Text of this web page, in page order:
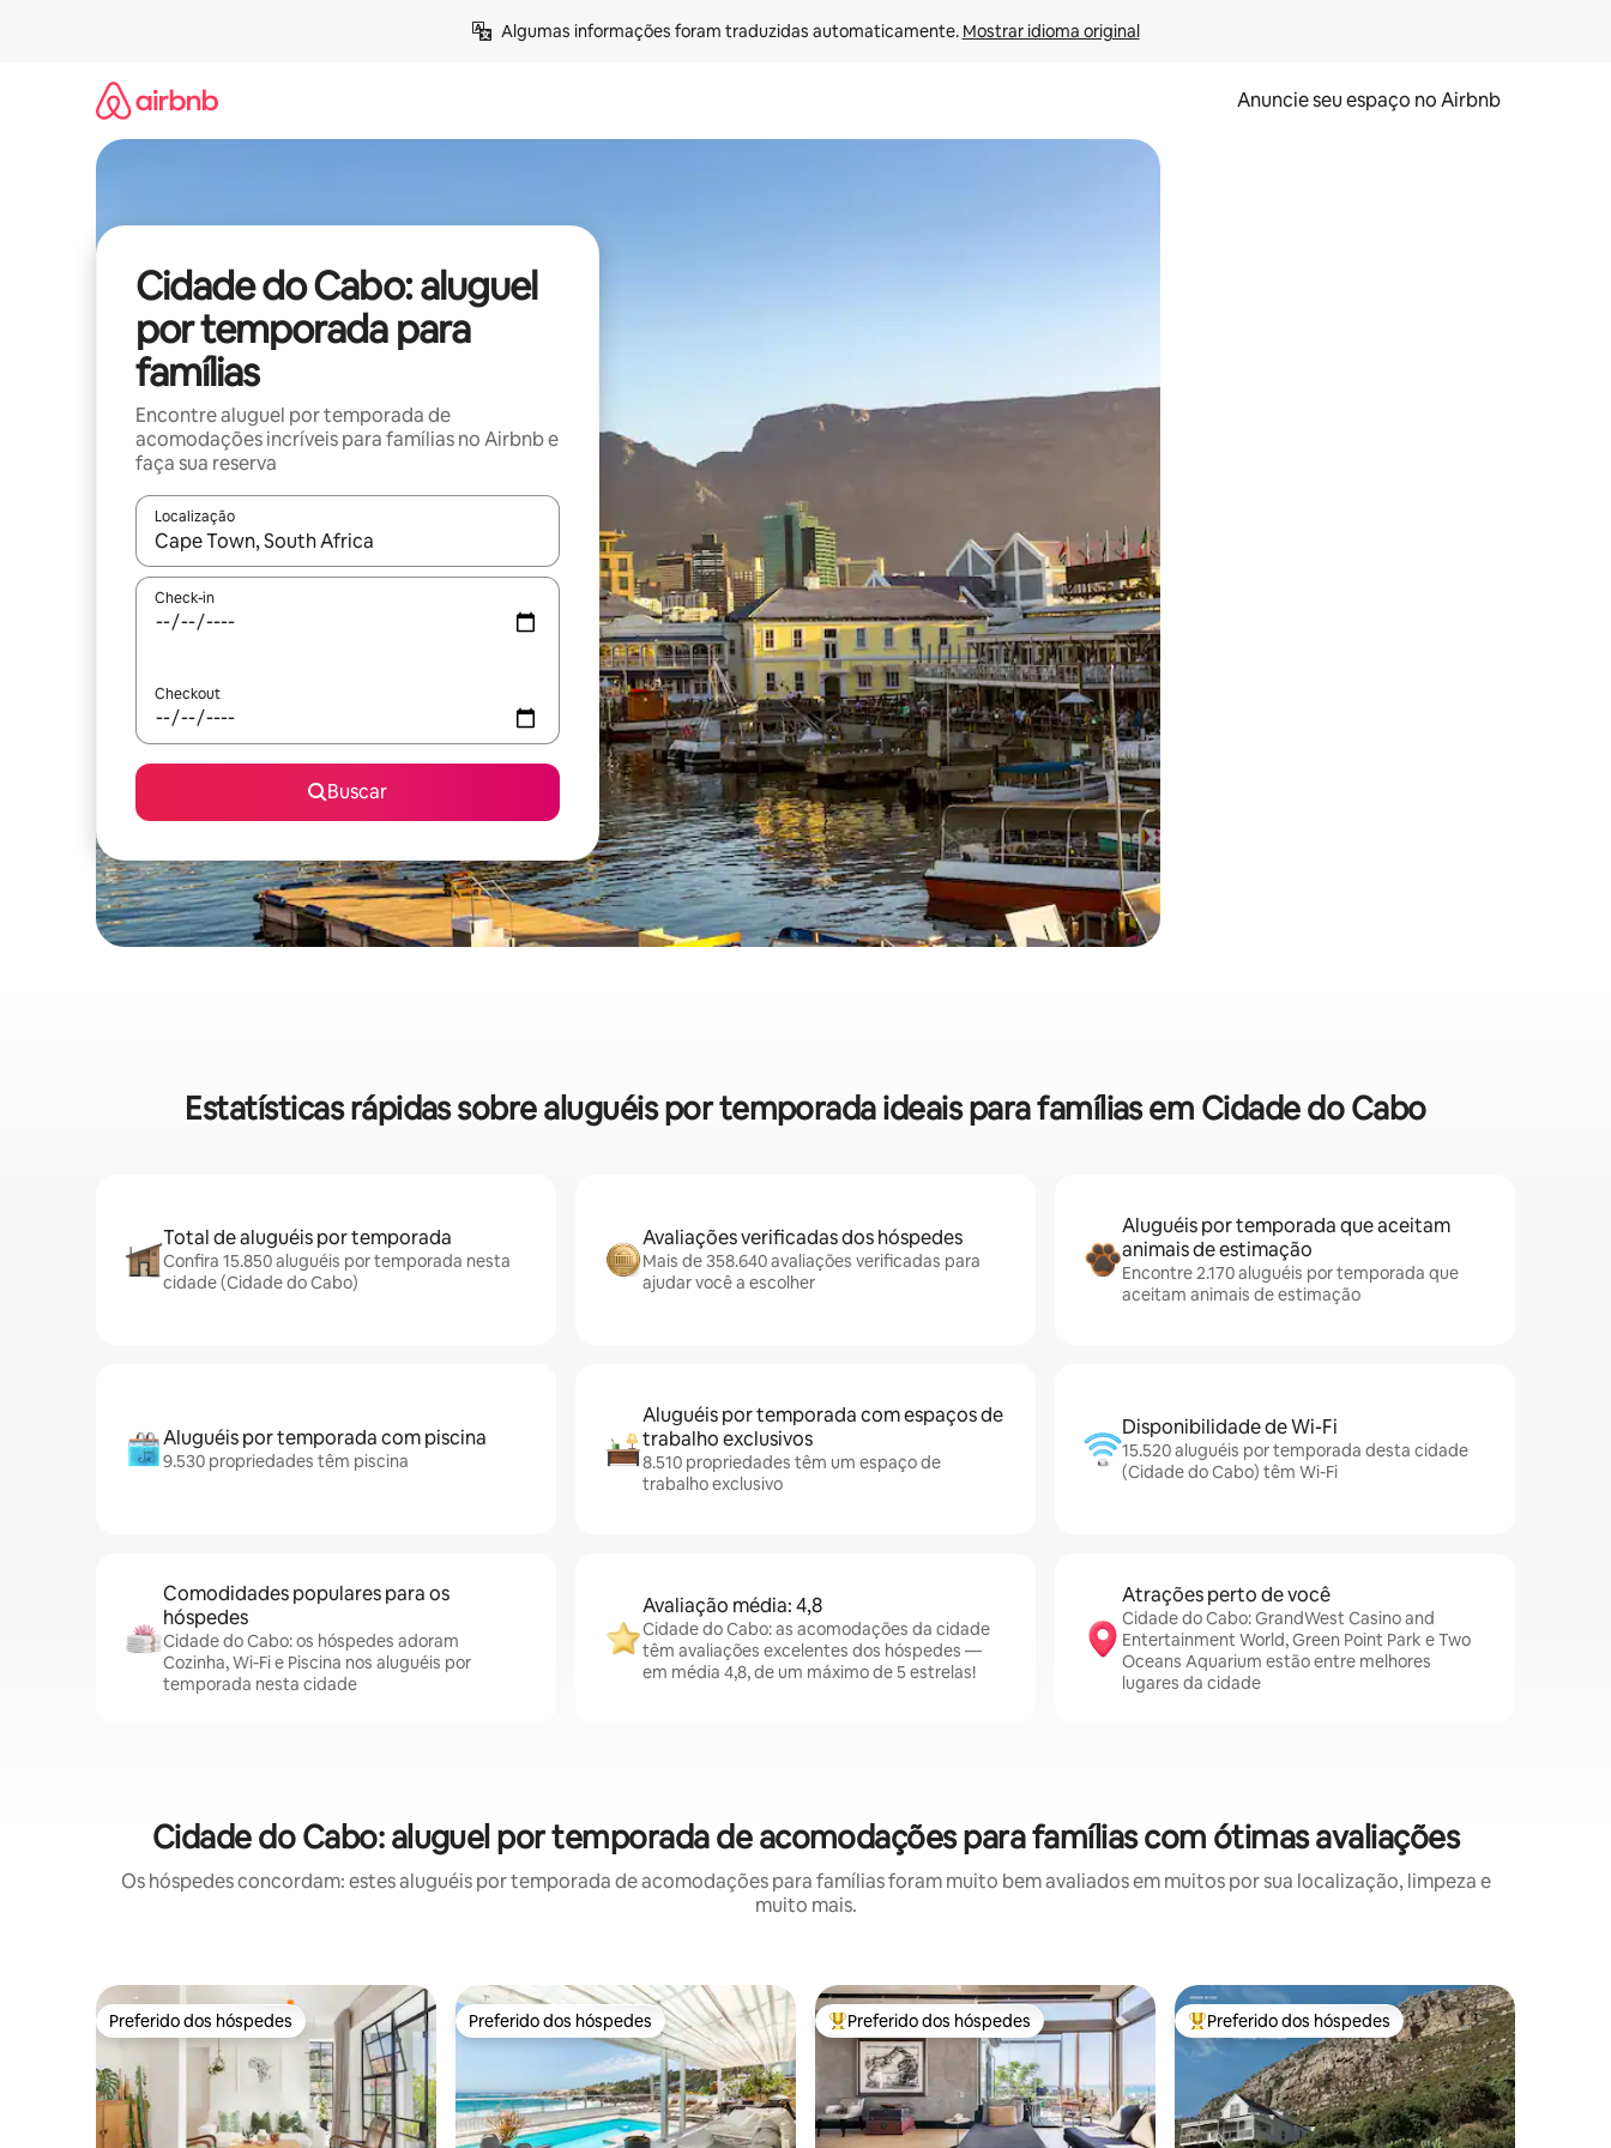
Algumas informações foram traduzidas automaticamente. Mostrar idioma original
Anuncie seu espaço no Airbnb
Cidade do Cabo: aluguel
por temporada para
famílias
Encontre aluguel por temporada de
acomodações incríveis para famílias no Airbnb e
faça sua reserva
Localização
Quando os resultados estiverem disponíveis, explore-os usando as seta para cima e para baixo do teclado ou tocando e deslizando o dedo na tela.
Check-in
Checkout
Buscar
Estatísticas rápidas sobre aluguéis por temporada ideais para famílias em Cidade do Cabo
Total de aluguéis por temporada
Confira 15.850 aluguéis por temporada nesta
cidade (Cidade do Cabo)
Avaliações verificadas dos hóspedes
Mais de 358.640 avaliações verificadas para
ajudar você a escolher
Aluguéis por temporada que aceitam
animais de estimação
Encontre 2.170 aluguéis por temporada que
aceitam animais de estimação
Aluguéis por temporada com piscina
9.530 propriedades têm piscina
Aluguéis por temporada com espaços de
trabalho exclusivos
8.510 propriedades têm um espaço de
trabalho exclusivo
Disponibilidade de Wi-Fi
15.520 aluguéis por temporada desta cidade
(Cidade do Cabo) têm Wi-Fi
Comodidades populares para os
hóspedes
Cidade do Cabo: os hóspedes adoram
Cozinha, Wi-Fi e Piscina nos aluguéis por
temporada nesta cidade
Avaliação média: 4,8
Cidade do Cabo: as acomodações da cidade
têm avaliações excelentes dos hóspedes —
em média 4,8, de um máximo de 5 estrelas!
Atrações perto de você
Cidade do Cabo: GrandWest Casino and
Entertainment World, Green Point Park e Two
Oceans Aquarium estão entre melhores
lugares da cidade
Cidade do Cabo: aluguel por temporada de acomodações para famílias com ótimas avaliações
Os hóspedes concordam: estes aluguéis por temporada de acomodações para famílias foram muito bem avaliados em muitos por sua localização, limpeza e
muito mais.
Preferido dos hóspedes
Preferido dos hóspedes Preferido dos hóspedes
Preferido dos hóspedes Entre os melhores preferidos dos hóspedes
Preferido dos hóspedes Entre os melhores preferidos dos hóspedes
Preferido dos hóspedes